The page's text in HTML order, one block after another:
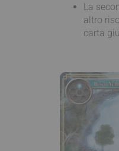
La
altro
carta